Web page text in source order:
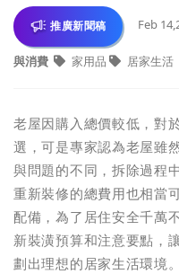
推廣新聞稿 Feb
與消費 家用品 居家生活
老屋因購入總價較低，對
選，可是專家認為老屋雖
與問題的不同，拆除過程
重新裝修的總費用也相當
配備，為了居住安全千萬
新裝潢預算和注意要點，
劃出理想的居家生活環境。